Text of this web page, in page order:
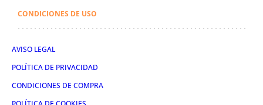
CONDICIONES DE USO
AVISO LEGAL
POLÍTICA DE PRIVACIDAD
CONDICIONES DE COMPRA